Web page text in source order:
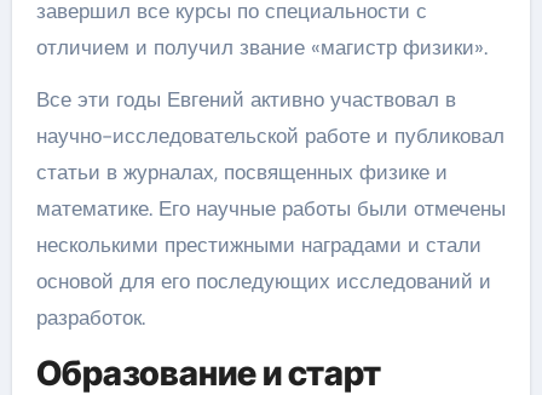
завершил все курсы по специальности с
отличием и получил звание «магистр физики».
Все эти годы Евгений активно участвовал в
научно-исследовательской работе и публиковал
статьи в журналах, посвященных физике и
математике. Его научные работы были отмечены
несколькими престижными наградами и стали
основой для его последующих исследований и
разработок.
Образование и старт